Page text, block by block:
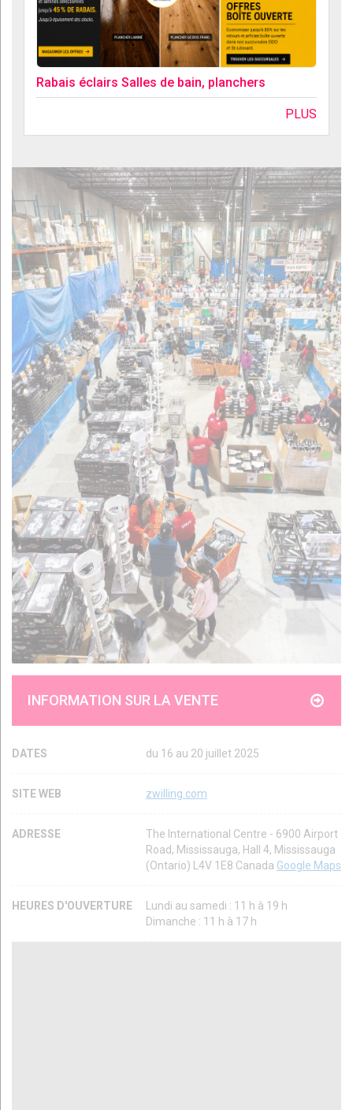
Rabais éclairs Salles de bain, planchers
PLUS
INFORMATION SUR LA VENTE
DATES du 16 au 20 juillet 2025
SITE WEB zwilling.com
ADRESSE
The International Centre - 6900 Airport
Road, Mississauga, Hall 4, Mississauga
(Ontario) L4V 1E8 Canada Google Maps
HEURES D'OUVERTURE
Lundi au samedi : 11 h à 19 h
Dimanche : 11 h à 17 h